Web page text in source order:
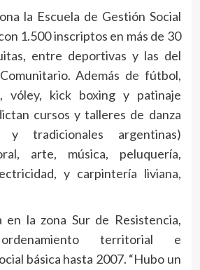
la Escuela de Gestión Social
1.500 inscriptos en más de 30
entre deportivas y las del
Además de fútbol,
vóley, kick boxing y patinaje
cursos y talleres de danza
y tradicionales argentinas)
arte, música, peluquería,
y carpintería liviana,
en la zona Sur de Resistencia,
territorial e
básica hasta 2007. “Hubo un